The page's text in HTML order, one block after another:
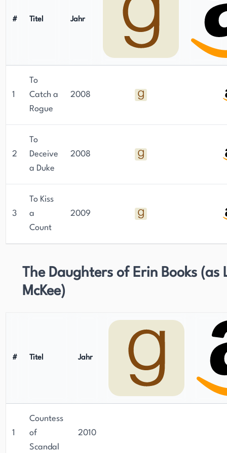
# Titel Jahr
1
To
Catch a
Rogue
2008
2
To
Deceive
a Duke
2008
3
To Kiss
a
Count
2009
The Daughters of Erin Books (as
McKee)
# Titel Jahr
1
Countess
of
Scandal
2010